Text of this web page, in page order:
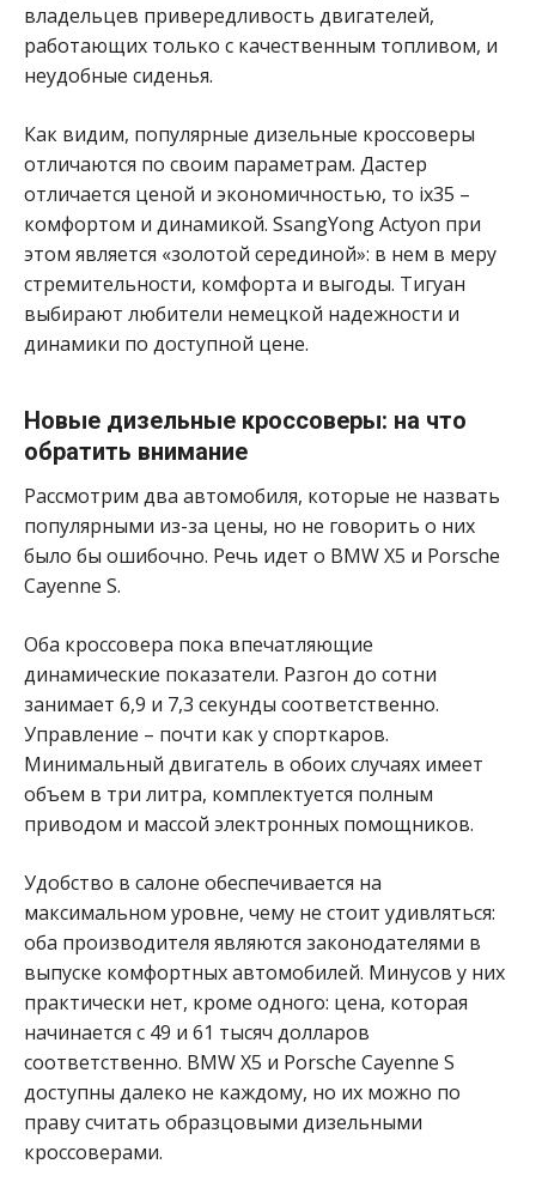
владельцев привередливость двигателей,
работающих только с качественным топливом, и
неудобные сиденья.
Как видим, популярные дизельные кроссоверы
отличаются по своим параметрам. Дастер
отличается ценой и экономичностью, то ix35 –
комфортом и динамикой. SsangYong Actyon при
этом является «золотой серединой»: в нем в меру
стремительности, комфорта и выгоды. Тигуан
выбирают любители немецкой надежности и
динамики по доступной цене.
Новые дизельные кроссоверы: на что
обратить внимание
Рассмотрим два автомобиля, которые не назвать
популярными из-за цены, но не говорить о них
было бы ошибочно. Речь идет о BMW X5 и Porsche
Cayenne S.
Оба кроссовера пока впечатляющие
динамические показатели. Разгон до сотни
занимает 6,9 и 7,3 секунды соответственно.
Управление – почти как у спорткаров.
Минимальный двигатель в обоих случаях имеет
объем в три литра, комплектуется полным
приводом и массой электронных помощников.
Удобство в салоне обеспечивается на
максимальном уровне, чему не стоит удивляться:
оба производителя являются законодателями в
выпуске комфортных автомобилей. Минусов у них
практически нет, кроме одного: цена, которая
начинается с 49 и 61 тысяч долларов
соответственно. BMW X5 и Porsche Cayenne S
доступны далеко не каждому, но их можно по
праву считать образцовыми дизельными
кроссоверами.